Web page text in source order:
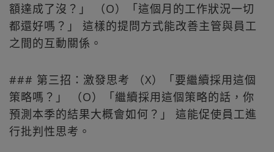
額達成了沒？」 （O）「這個月的工作狀況一切
都還好嗎？」 這樣的提問方式能改善主管與員工
之間的互動關係。
### 第三招：激發思考 （X）「要繼續採用這個
策略嗎？」 （O）「繼續採用這個策略的話，你
預測本季的結果大概會如何？」 這能促使員工進
行批判性思考。